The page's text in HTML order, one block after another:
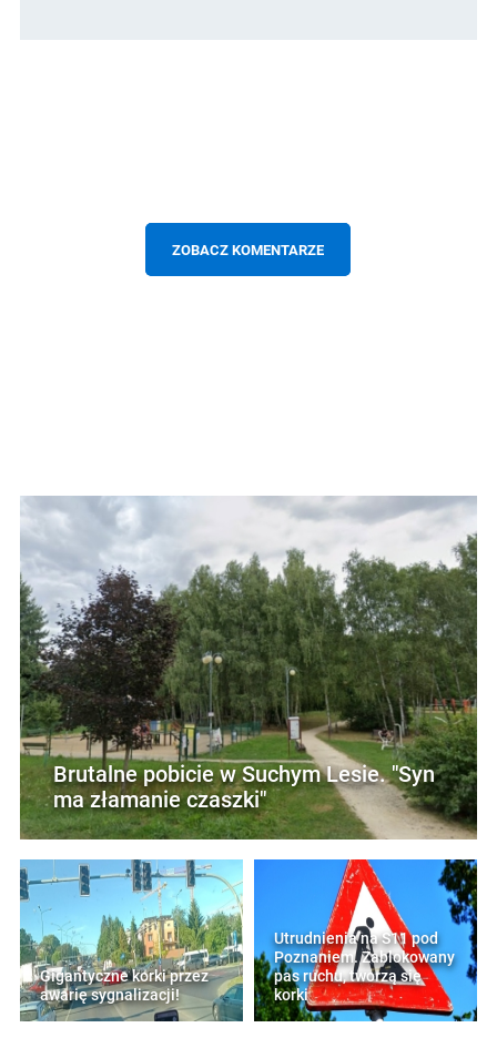
ZOBACZ KOMENTARZE
Brutalne pobicie w Suchym Lesie. "Syn
ma złamanie czaszki"
Gigantyczne korki przez
awarię sygnalizacji!
Utrudnienia na S11 pod
Poznaniem. Zablokowany
pas ruchu, tworzą się
korki